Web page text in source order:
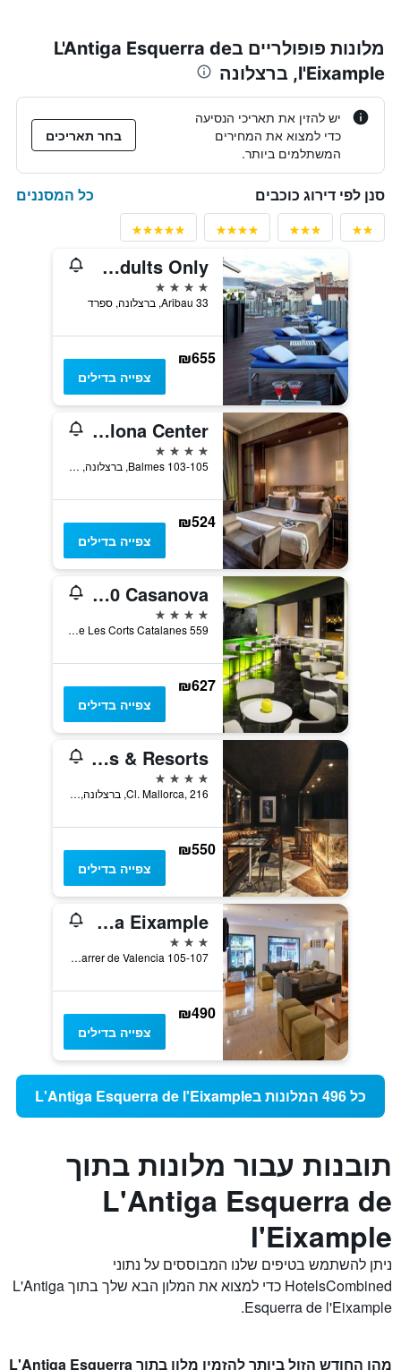
מלונות פופולריים בL'Antiga Esquerra de
l'Eixample, ברצלונה
יש להזין את תאריכי הנסיעה
כדי למצוא את המחירים
המשתלמים ביותר.
בחר תאריכים
סנן לפי דירוג כוכבים כל המסננים
Axel Hotel Barcelona - Adults Only
4 כוכבים
Aribau 33, ברצלונה, ספרד
₪655
צפייה בדילים
Hotel Barcelona Center
4 כוכבים
Balmes 103-105, ברצלונה, ספרד
₪524
צפייה בדילים
H10 Casanova
4 כוכבים
Gran Via De Les Corts Catalanes 559, ברצלונה, ספרד
₪627
צפייה בדילים
Hotel Balmes, a member of Preferred Hotels & Resorts
4 כוכבים
Cl. Mallorca, 216, ברצלונה, ספרד
₪550
צפייה בדילים
NH Barcelona Eixample
3 כוכבים
Carrer de Valencia 105-107, ברצלונה, ספרד
₪490
צפייה בדילים
כל 496 המלונות בL'Antiga Esquerra de l'Eixample
תובנות עבור מלונות בתוך
L'Antiga Esquerra de
l'Eixample
ניתן להשתמש בטיפים שלנו המבוססים על נתוני
HotelsCombined כדי למצוא את המלון הבא שלך בתוך L'Antiga
Esquerra de l'Eixample.
מהו החודש הזול ביותר להזמין מלון בתוך L'Antiga Esquerra